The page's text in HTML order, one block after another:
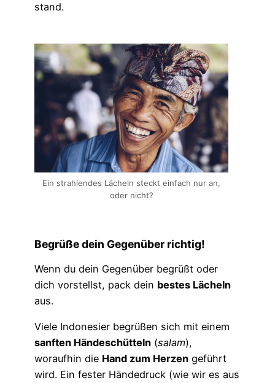
stand.
Ein strahlendes Lächeln steckt einfach nur an,
oder nicht?
Begrüße dein Gegenüber richtig!
Wenn du dein Gegenüber begrüßt oder
dich vorstellst, pack dein bestes Lächeln
aus.
Viele Indonesier begrüßen sich mit einem
sanften Händeschütteln (salam),
woraufhin die Hand zum Herzen geführt
wird. Ein fester Händedruck (wie wir es aus